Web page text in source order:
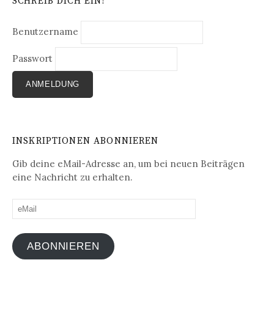
Benutzername
Passwort
INSKRIPTIONEN ABONNIEREN
Gib deine eMail-Adresse an, um bei neuen Beiträgen
eine Nachricht zu erhalten.
eMail
ABONNIEREN